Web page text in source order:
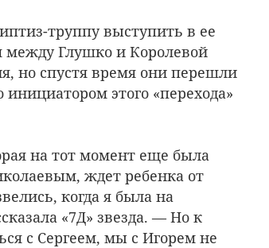
труппу выступить в ее
между Глушко и Королевой
но спустя время они перешли
этого «перехода»
на тот момент еще была
ждет ребенка от
когда я была на
«7Д» звезда. — Но к
с Сергеем, мы с Игорем не